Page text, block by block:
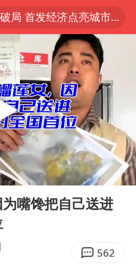
以“新”破局 首发经济点亮城市消费活力
判支付5.67亿美元
台风白海豚逼近 暴雨大暴雨来袭
47岁妈妈突然产女 26岁女儿：很震惊
协发文力挺因凡蒂诺
土盘中涨停
A股开盘：民爆、CPO等概念走强
日本广岛民众举行游行反对政府行径
空抛物嫌疑人被拘留
06:43
嘴馋把自己送进
562